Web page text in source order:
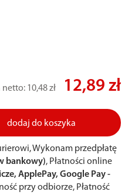
netto: 10,48 zł 12,89 zł
dodaj do koszyka
Wykonam przedpłatę
bankowy), Płatności online
ApplePay, Google Pay -
przy odbiorze, Płatność